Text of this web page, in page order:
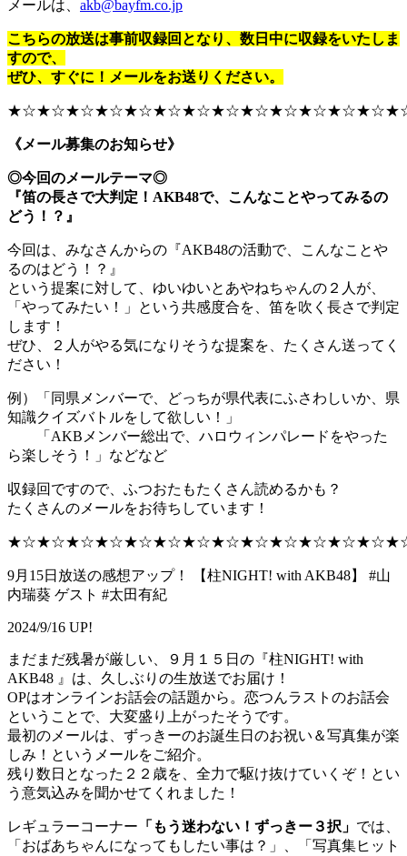
メールは、 akb@bayfm.co.jp
こちらの放送は事前収録回となり、数日中に収録をいたしま
すので、
ぜひ、すぐに！メールをお送りください。
《メール募集のお知らせ》
◎今回のメールテーマ◎
『笛の長さで大判定！AKB48で、こんなことやってみるの
どう！？』
今回は、みなさんからの『AKB48の活動で、こんなことや
るのはどう！？』
という提案に対して、ゆいゆいとあやねちゃんの２人が、
「やってみたい！」という共感度合を、笛を吹く長さで判定
します！
ぜひ、２人がやる気になりそうな提案を、たくさん送ってく
ださい！
例）「同県メンバーで、どっちが県代表にふさわしいか、県
知識クイズバトルをして欲しい！」
「AKBメンバー総出で、ハロウィンパレードをやった
ら楽しそう！」などなど
収録回ですので、ふつおたもたくさん読めるかも？
たくさんのメールをお待ちしています！
9月15日放送の感想アップ！ 【柱NIGHT! with AKB48】 #山
内瑞葵 ゲスト #太田有紀
2024/9/16 UP!
まだまだ残暑が厳しい、９月１５日の『柱NIGHT! with
AKB48 』は、久しぶりの生放送でお届け！
OPはオンラインお話会の話題から。恋つんラストのお話会
ということで、大変盛り上がったそうです。
最初のメールは、ずっきーのお誕生日のお祝い＆写真集が楽
しみ！というメールをご紹介。
残り数日となった２２歳を、全力で駆け抜けていくぞ！とい
う意気込みを聞かせてくれました！
レギュラーコーナー 「もう迷わない！ずっきー３択」 では、
「おばあちゃんになってもしたい事は？」、「写真集ヒット